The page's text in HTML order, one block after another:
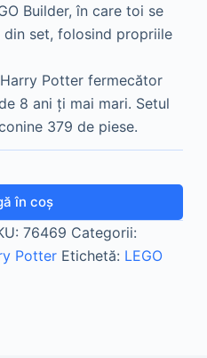
Builder, în care toi se
set, folosind propriile
Potter fermecător
8 ani ţi mai mari. Setul
379 de piese.
în coș
76469 Categorii:
Potter Etichetă: LEGO